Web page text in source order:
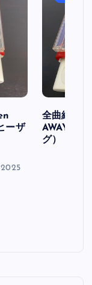
ーザ
全曲紹介
AWAY」
グ）